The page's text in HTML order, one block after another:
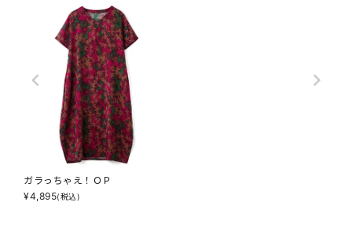
ガラっちゃえ！ＯＰ
¥4,895(税込)